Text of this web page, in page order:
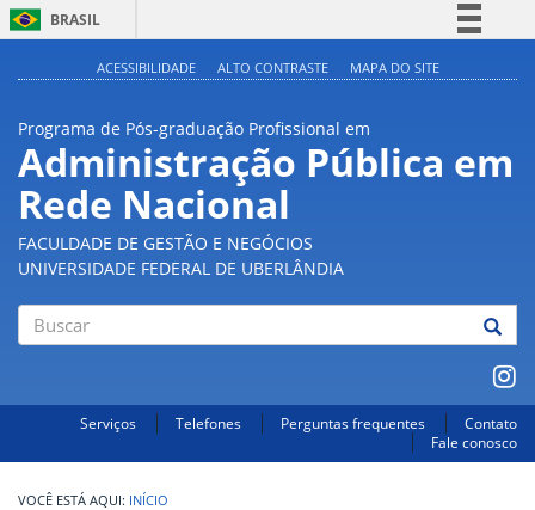
BRASIL
Participe
Acesso à informação
ACESSIBILIDADE ALTO CONTRASTE MAPA DO SITE
Programa de Pós-graduação Profissional em
Administração Pública em
Rede Nacional
FACULDADE DE GESTÃO E NEGÓCIOS
UNIVERSIDADE FEDERAL DE UBERLÂNDIA
Serviços Telefones Perguntas frequentes
Contato
Fale conosco
INÍCIO